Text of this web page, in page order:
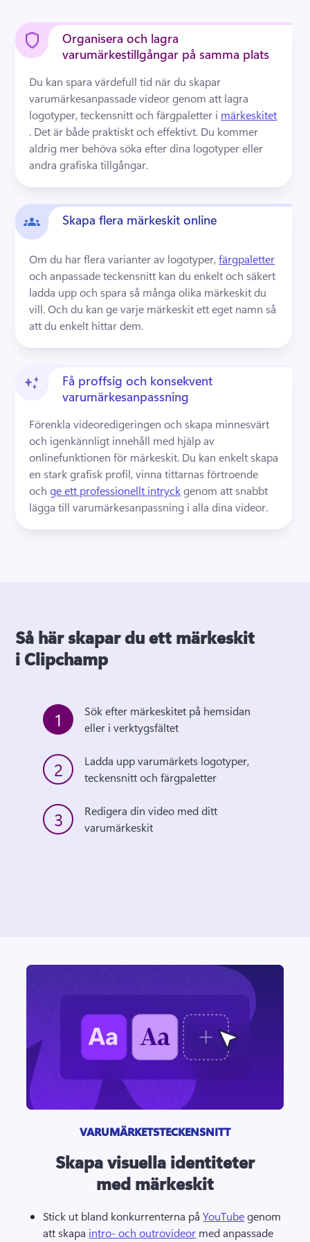
Organisera och lagra
varumärkestillgångar på samma plats
Du kan spara värdefull tid när du skapar
varumärkesanpassade videor genom att lagra
logotyper, teckensnitt och färgpaletter i märkeskitet
. Det är både praktiskt och effektivt. Du kommer
aldrig mer behöva söka efter dina logotyper eller
andra grafiska tillgångar.
Skapa flera märkeskit online
Om du har flera varianter av logotyper, färgpaletter
och anpassade teckensnitt kan du enkelt och säkert
ladda upp och spara så många olika märkeskit du
vill. Och du kan ge varje märkeskit ett eget namn så
att du enkelt hittar dem.
Få proffsig och konsekvent
varumärkesanpassning
Förenkla videoredigeringen och skapa minnesvärt
och igenkännligt innehåll med hjälp av
onlinefunktionen för märkeskit. Du kan enkelt skapa
en stark grafisk profil, vinna tittarnas förtroende
och ge ett professionellt intryck genom att snabbt
lägga till varumärkesanpassning i alla dina videor.
Så här skapar du ett märkeskit
i Clipchamp
1
Sök efter märkeskitet på hemsidan
eller i verktygsfältet
2
Ladda upp varumärkets logotyper,
teckensnitt och färgpaletter
3
Redigera din video med ditt
varumärkeskit
VARUMÄRKETSTECKENSNITT
Skapa visuella identiteter
med märkeskit
Stick ut bland konkurrenterna på YouTube genom
att skapa intro- och outrovideor med anpassade